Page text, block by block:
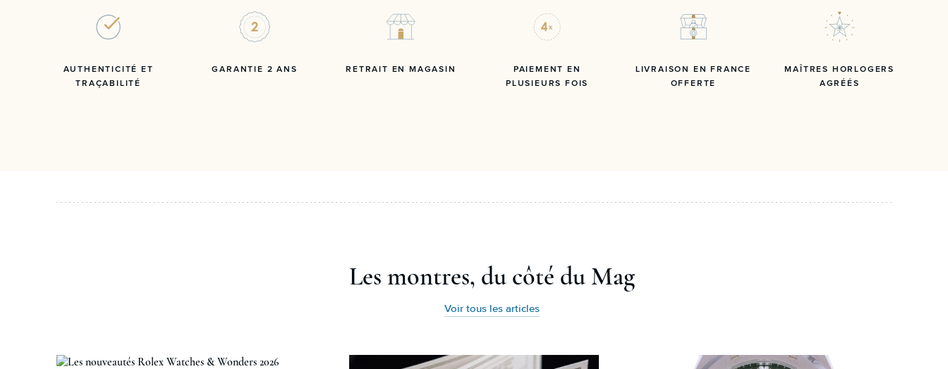
AUTHENTICITÉ ET
TRAÇABILITÉ
GARANTIE 2 ANS RETRAIT EN MAGASIN
PAIEMENT EN
PLUSIEURS FOIS
LIVRAISON EN FRANCE
OFFERTE
MAÎTRES HORLOGERS
AGRÉÉS
Les montres, du côté du Mag
Voir tous les articles